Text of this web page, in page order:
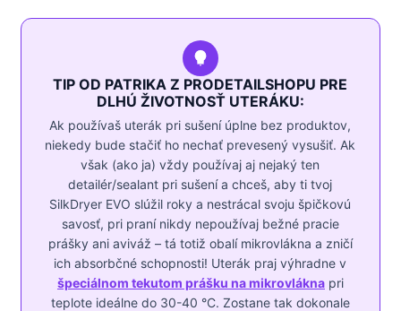
TIP OD PATRIKA Z PRODETAILSHOPU PRE
DLHÚ ŽIVOTNOSŤ UTERÁKU:
Ak používaš uterák pri sušení úplne bez produktov,
niekedy bude stačiť ho nechať prevesený vysušiť. Ak
však (ako ja) vždy používaj aj nejaký ten
detailér/sealant pri sušení a chceš, aby ti tvoj
SilkDryer EVO slúžil roky a nestrácal svoju špičkovú
savosť, pri praní nikdy nepoužívaj bežné pracie
prášky ani aviváž – tá totiž obalí mikrovlákna a zničí
ich absorbčné schopnosti! Uterák praj výhradne v
špeciálnom tekutom prášku na mikrovláknapri
teplote ideálne do 30-40 °C. Zostane tak dokonale